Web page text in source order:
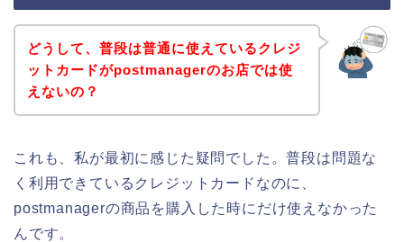
どうして、普段は普通に使えているクレジ
ットカードがpostmanagerのお店では使
えないの？
これも、私が最初に感じた疑問でした。普段は問題な
く利用できているクレジットカードなのに、
postmanagerの商品を購入した時にだけ使えなかった
んです。